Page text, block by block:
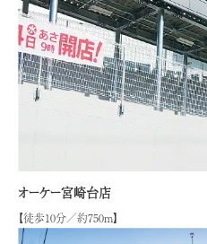
オーケー宮崎台店
【徒歩10分／約750m】